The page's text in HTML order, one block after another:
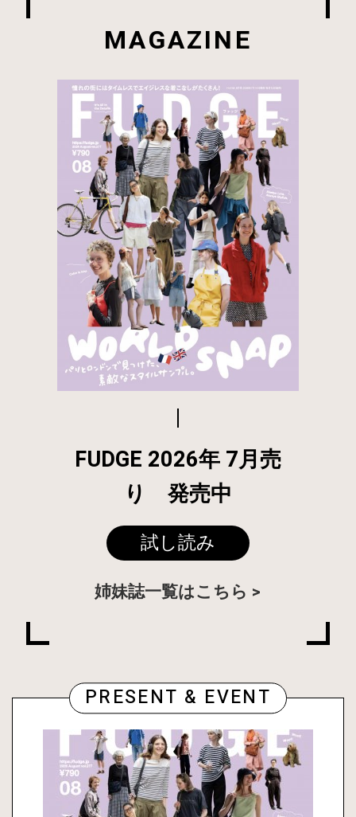
MAGAZINE
FUDGE 2026年 7月売
り 発売中
試し読み
姉妹誌一覧はこちら
PRESENT & EVENT